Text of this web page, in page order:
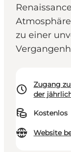
zu einer
Zugang
der
Kostenlos
Website